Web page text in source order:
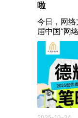
啦
今日，网
届中国“网